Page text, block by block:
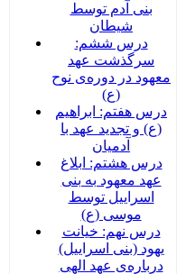
بنی آدم توسط
شیطان
درس ششم:
سرگذشت عهد
معهود در دوره‌‌ی نوح
(ع)
درس هفتم: ابراهیم
(ع) و تجدید عهد با
آدمیان
درس هشتم: ابلاغ
عهد معهود به بنی
اسراییل توسط
موسی (ع)
درس نهم: خیانت
یهود (بنی اسراییل)
درباره‌ی عهد الهی